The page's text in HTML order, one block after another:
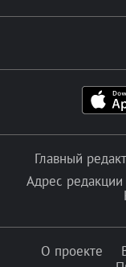
Главный
Адрес редакции
О проекте